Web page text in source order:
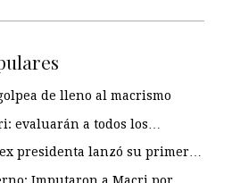
de lleno al macrismo
evaluarán a todos los…
presidenta lanzó su primer…
Imputaron a Macri por…